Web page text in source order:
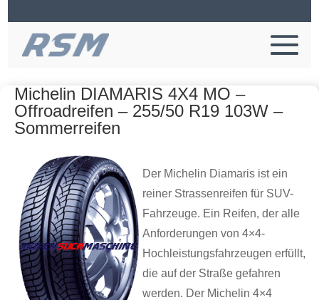
Michelin DIAMARIS 4X4 MO –
Offroadreifen – 255/50 R19 103W –
Sommerreifen
Der Michelin Diamaris ist ein
reiner Strassenreifen für SUV-
Fahrzeuge. Ein Reifen, der alle
Anforderungen von 4×4-
Hochleistungsfahrzeugen erfüllt,
die auf der Straße gefahren
werden. Der Michelin 4×4